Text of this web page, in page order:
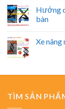
Hướng
bàn
Xe nâng
TÌM SẢN